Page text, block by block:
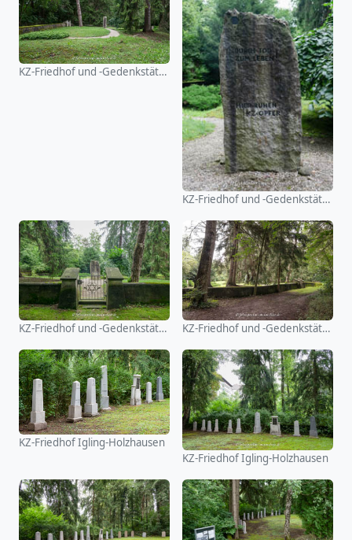
KZ-Friedhof und -Gedenkstätte Stoffersberg
KZ-Friedhof und -Gedenkstätte Stoffersberg
KZ-Friedhof und -Gedenkstätte Stoffersberg KZ-Friedhof und -Gedenkstätte Stoffersberg
KZ-Friedhof Igling-Holzhausen
KZ-Friedhof Igling-Holzhausen